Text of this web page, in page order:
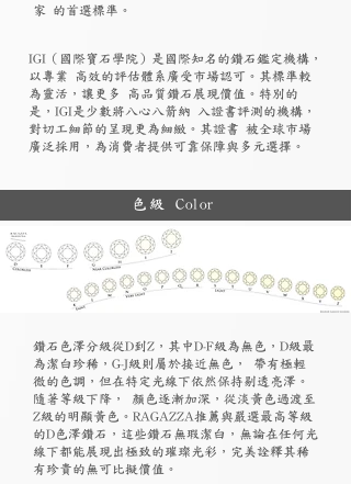
家 的首選標準。
​IGI（國際寶石學院）是國際知名的鑽石鑑定機構，
以專業 高效的評估體系廣受市場認可。其標準較
為靈活，讓更多 高品質鑽石展現價值。特別的
是，IGI是少數將八心八箭納 入證書評測的機構，
對切工細節的呈現更為細緻。其證書 被全球市場
廣泛採用，為消費者提供可靠保障與多元選擇。
色級 Color
鑽石色澤分級從D到Z，其中D-F級為無色，D級最
為潔白珍稀，G-J級則屬於接近無色， 帶有極輕
微的色調，但在特定光線下依然保持剔透亮澤。
隨著等級下降， 顏色逐漸加深，從淡黃色過渡至
Z級的明顯黃色。RAGAZZA推薦與嚴選最高等級
的D色澤鑽石，這些鑽石無瑕潔白，無論在任何光
線下都能展現出極致的璀璨光彩，完美詮釋其稀
有珍貴的無可比擬價值。